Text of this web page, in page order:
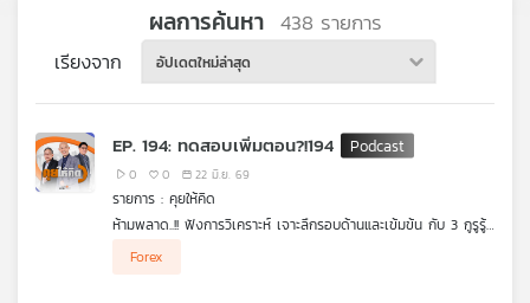
เพล
สต์
ผลการค้นหา 438 รายการ
เรียงจาก อัปเดตใหม่ล่าสุด
EP. 194: ทดสอบเพิ่มตอน?!194
0 0 22 มิ.ย. 69
รายการ : คุยให้คิด
ห้ามพลาด..!! ฟังการวิเคราะห์ เจาะลึกรอบด้านและเข้มข้น กับ 3 กูรูรู้
ข่าวร้อน
• ทรัมป์ลงนาม "MOU ยุติสงครามสหรัฐฯ-อิหร่าน"
Forex